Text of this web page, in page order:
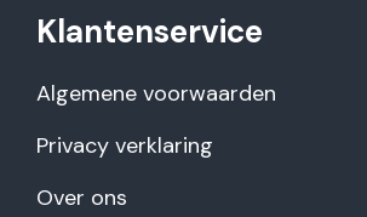
Klantenservice
Algemene voorwaarden
Privacy verklaring
Over ons